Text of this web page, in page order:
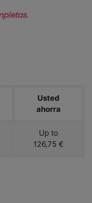
Usted
ahorra
Up to
126,75 €